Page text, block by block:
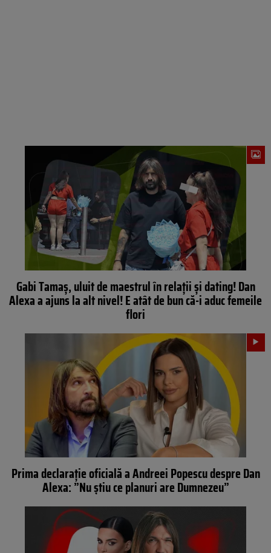
Gabi Tamaș, uluit de maestrul în relații și dating! Dan
Alexa a ajuns la alt nivel! E atât de bun că-i aduc femeile
flori
Prima declarație oficială a Andreei Popescu despre Dan
Alexa: ”Nu știu ce planuri are Dumnezeu”